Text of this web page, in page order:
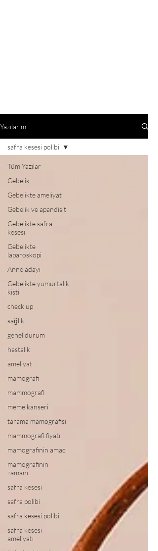
Yazılarım
Tüm Yazılar
Gebelik
Gebelikte ameliyat
Gebelik ve apandisit
Gebelikte safra
kesesi
Gebelikte
laparoskopi
Anne adayı
Gebelikte yumurtalık
kisti
check up
sağlık
genel durum
hastalık
ameliyat
mamografi
mammografi
meme kanseri
tarama mamografisi
mammografi fiyatı
mamografinin amacı
mamografinin
zamanı
safra kesesi
safra polibi
safra kesesi polibi
safra kesesi
ameliyatı
safra kesesi polibi